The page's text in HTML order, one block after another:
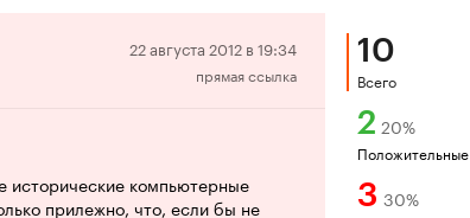
Отрицательная
рецензия
22 августа 2012 в 19:34
прямая ссылка
исторические компьютерные
прилежно, что, если бы не
10
Всего
2 20%
Положительные
3 30%